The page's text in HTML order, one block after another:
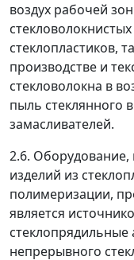
воздух рабочей
стеклопластиков,
производстве и
стекловолокна в
пыль стеклянного
замасливателей.
2.6.
изделий из
полимеризации,
является
стеклопрядильные
непрерывного